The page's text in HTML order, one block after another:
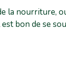
la nourriture,
bon de se